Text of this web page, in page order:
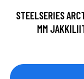
STEELSERIES
MM